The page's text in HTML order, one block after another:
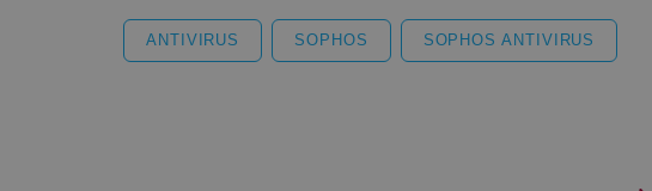
ANTIVIRUS SOPHOS SOPHOS ANTIVIRUS